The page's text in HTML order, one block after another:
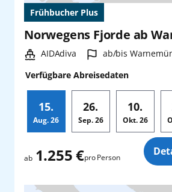
Frühbucher Plus
Norwegens Fjorde ab
Schiff:
AIDAdiva Hafen:
ab/bis
Verfügbare Abreisedaten
15.
Aug. 26
26.
Sep.26
10.
Okt.26
ab 1.255 €pro Person